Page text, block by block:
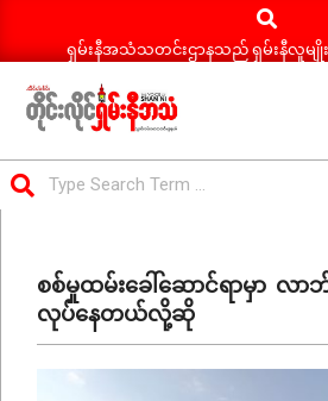
Search
ရှမ်းနီအသံသတင်းဌာနသည် ရှမ်းနီလူမ
ရှမ်း
နီ
သတင်း
Menuစစ်မှုထမ်းခေါ်ဆောင်ရာမှာ လာ
လုပ်နေတယ်လို့ဆို